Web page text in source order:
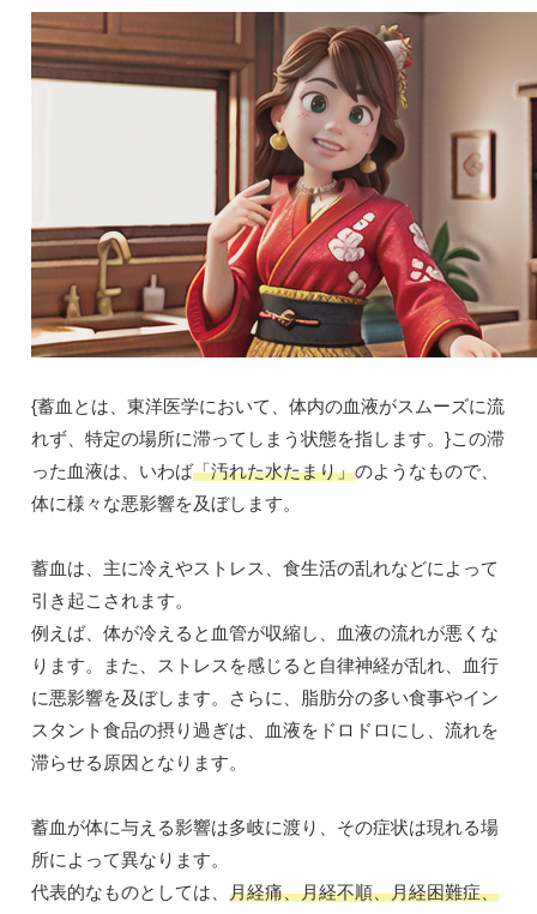
{蓄血とは、東洋医学において、体内の血液がスムーズに流
れず、特定の場所に滞ってしまう状態を指します。}この滞
った血液は、いわば「汚れた水たまり」のようなもので、
体に様々な悪影響を及ぼします。
蓄血は、主に冷えやストレス、食生活の乱れなどによって
引き起こされます。
例えば、体が冷えると血管が収縮し、血液の流れが悪くな
ります。また、ストレスを感じると自律神経が乱れ、血行
に悪影響を及ぼします。さらに、脂肪分の多い食事やイン
スタント食品の摂り過ぎは、血液をドロドロにし、流れを
滞らせる原因となります。
蓄血が体に与える影響は多岐に渡り、その症状は現れる場
所によって異なります。
代表的なものとしては、 月経痛、月経不順、月経困難症、